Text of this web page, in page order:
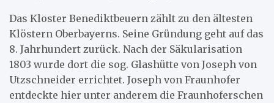
Das Kloster Benediktbeuern zählt zu den ältesten
Klöstern Oberbayerns. Seine Gründung geht auf das
8. Jahrhundert zurück. Nach der Säkularisation
1803 wurde dort die sog. Glashütte von Joseph von
Utzschneider errichtet. Joseph von Fraunhofer
entdeckte hier unter anderem die Fraunhoferschen